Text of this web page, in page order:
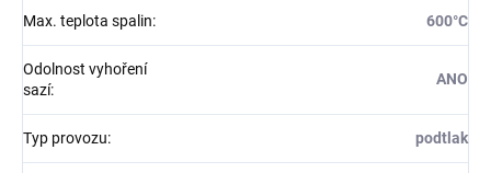
Max. teplota spalin: 600°C
Odolnost vyhoření
sazí:
ANO
Typ provozu: podtlak